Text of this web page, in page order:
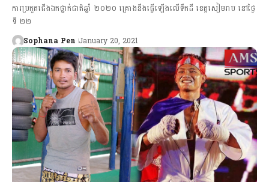
ការ​ប្រកួត​ជើង​ឯកថ្នាក់ជាតិ​ឆ្នាំ ២០២០ គ្រោង​នឹង​ធ្វើ​ឡើង​លើ​ទឹកដី​​ ខេត្ត​សៀមរាប នៅថ្ងៃ​
ទី​ ២២
Sophana Pen January 20, 2021